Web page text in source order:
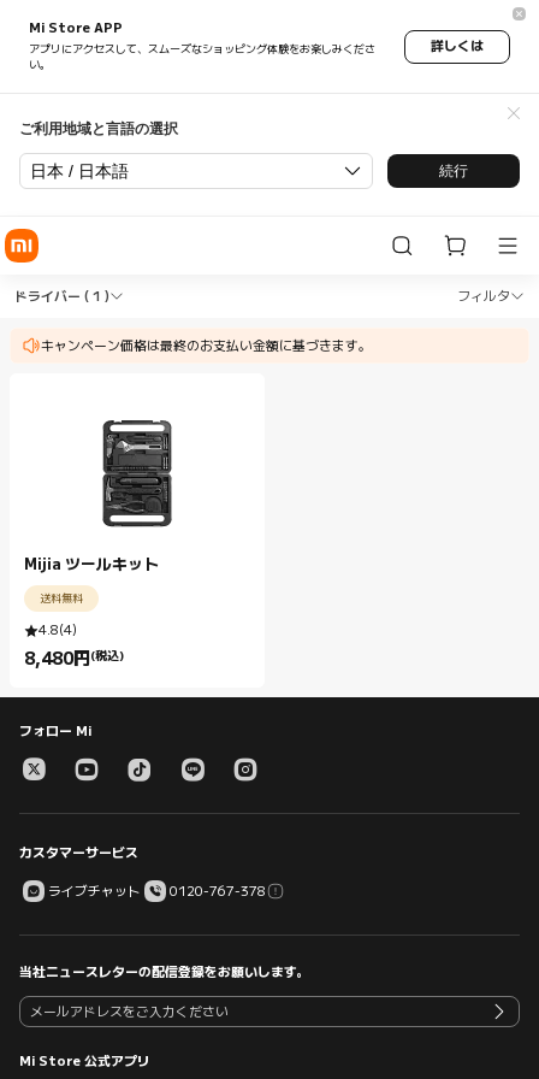
Mi Store APP
アプリにアクセスして、スムーズなショッピング体験をお楽しみくださ
い。
詳しくは
ご利用地域と言語の選択
日本 / 日本語 続行
Shop 工具類 ドライバー in
ドライバー ( 1 ) フィルタ
キャンペーン価格は最終のお支払い金額に基づきます。
Shop 工具類 ドライバー in Xiaomi
Mijia ツールキット
送料無料
4.8(4)
8,480円 (税込)
Current Price 円8480.00
フォロー Mi
カスタマーサービス
ライブチャット 0120-767-378
当社ニュースレターの配信登録をお願いします。
Mi Store 公式アプリ